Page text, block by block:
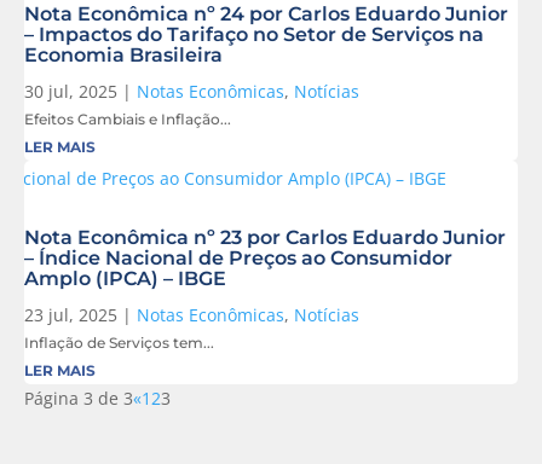
Nota Econômica nº 24 por Carlos Eduardo Junior
– Impactos do Tarifaço no Setor de Serviços na
Economia Brasileira
30 jul, 2025 | Notas Econômicas, Notícias
Efeitos Cambiais e Inflação...
LER MAIS
Nota Econômica nº 23 por Carlos Eduardo Junior
– Índice Nacional de Preços ao Consumidor
Amplo (IPCA) – IBGE
23 jul, 2025 | Notas Econômicas, Notícias
Inflação de Serviços tem...
LER MAIS
Página 3 de 3«123